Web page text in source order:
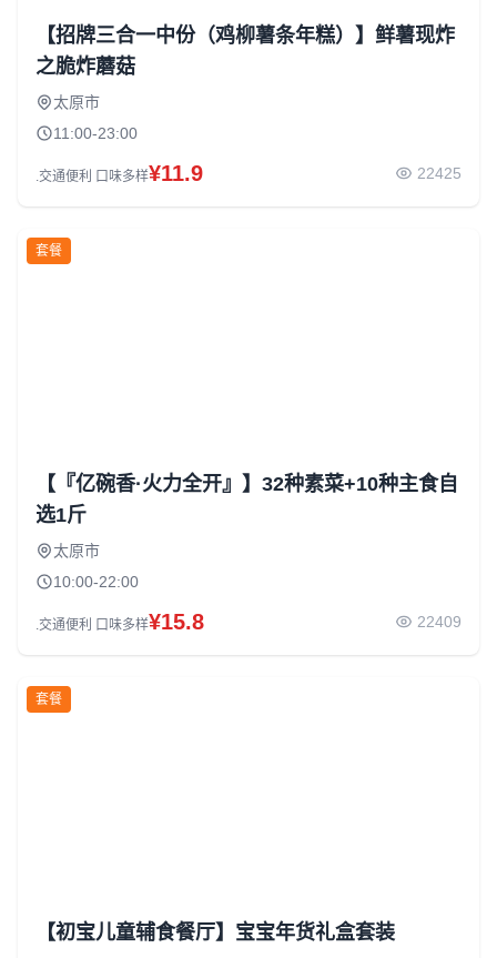
【招牌三合一中份（鸡柳薯条年糕）】鲜薯现炸
之脆炸蘑菇
太原市
11:00-23:00
.交通便利 口味多样¥11.9 22425
套餐
【『亿碗香·火力全开』】32种素菜+10种主食自
选1斤
太原市
10:00-22:00
.交通便利 口味多样¥15.8 22409
套餐
【初宝儿童辅食餐厅】宝宝年货礼盒套装